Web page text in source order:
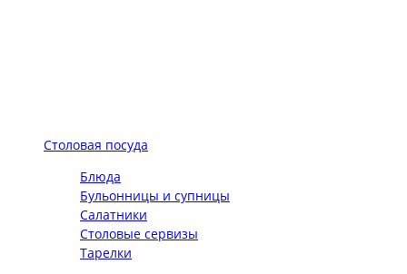
Столовая посуда
Блюда
Бульонницы и супницы
Салатники
Столовые сервизы
Тарелки